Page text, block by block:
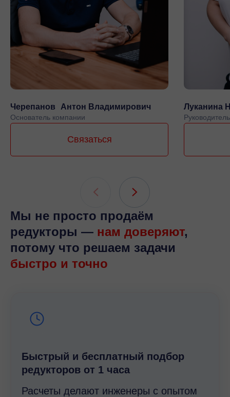
Черепанов Антон Владимирович
Основатель компании
Связаться
Луканина
Мы не просто продаём
редукторы — нам доверяют,
потому что решаем задачи
быстро и точно
Быстрый и беcплатный подбор
редукторов от 1 часа
Расчеты делают инженеры с опытом